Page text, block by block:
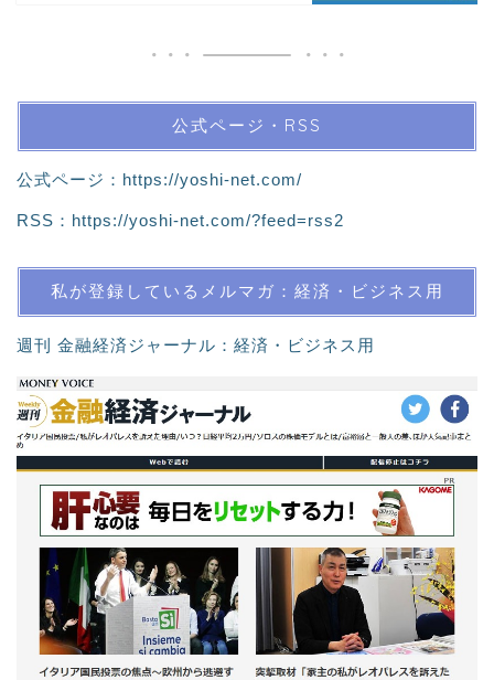
公式ページ・RSS
公式ページ： https://yoshi-net.com/
RSS： https://yoshi-net.com/?feed=rss2
私が登録しているメルマガ：経済・ビジネス用
週刊 金融経済ジャーナル：経済・ビジネス用